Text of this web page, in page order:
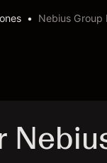
Nebius Group